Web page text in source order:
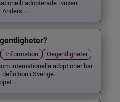
adopterade i vuxen
...
Information
Oegentligheter
internationella adoptioner har
i Sverige.
...